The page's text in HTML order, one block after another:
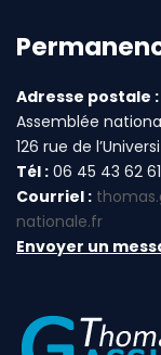
Adresse postale :
Assemblée
126 rue de
Tél : 06 45 43 62 61
Courriel :
nationale.fr
Envoyer un